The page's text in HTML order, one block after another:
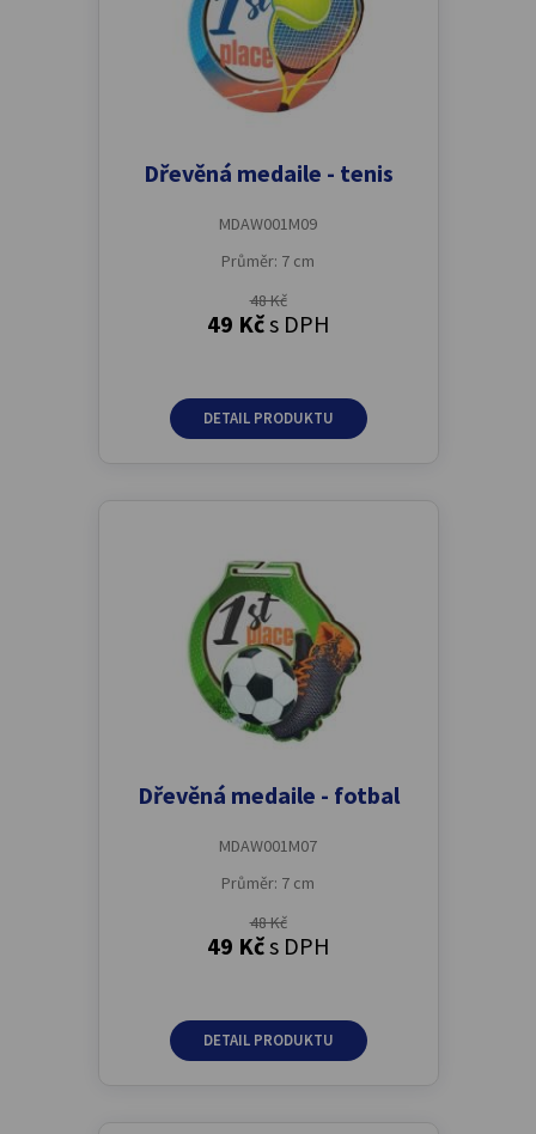
Dřevěná medaile - tenis
MDAW001M09
Průměr: 7 cm
48 Kč
49 Kčs DPH
DETAIL PRODUKTU
Dřevěná medaile - fotbal
MDAW001M07
Průměr: 7 cm
48 Kč
49 Kčs DPH
DETAIL PRODUKTU